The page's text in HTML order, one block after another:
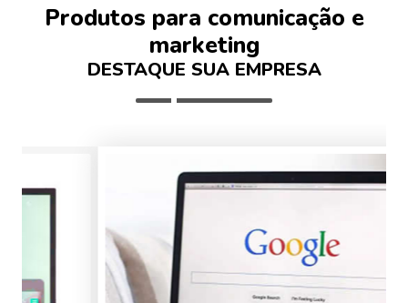
Produtos para comunicação e
marketing
DESTAQUE SUA EMPRESA